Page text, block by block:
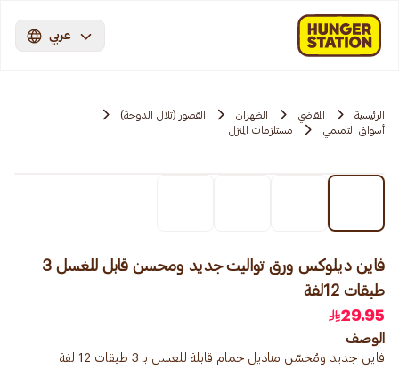
عربي
الرئيسية المقاضي الظهران
القصور (تلال الدوحة)
أسواق التميمي
مستلزمات المنزل
فاين ديلوكس ورق تواليت جديد ومحسن قابل للغسل 3
طبقات 12لفة
29.95
الوصف
فاين جديد ومُحسّن مناديل حمام قابلة للغسل بـ 3 طبقات 12 لفة